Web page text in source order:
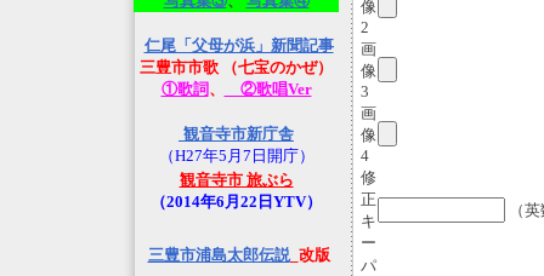
仁尾「父母が浜」新聞記事
三豊市市歌 （七宝のかぜ）
①歌詞、 ②歌唱Ver
観音寺市新庁舎
（H27年5月7日開庁）
観音寺市 旅ぶら
（2014年6月22日YTV）
三豊市浦島太郎伝説_改版
像
2
画
像
3
画
像
4
修
正
キ
ー
（
パ